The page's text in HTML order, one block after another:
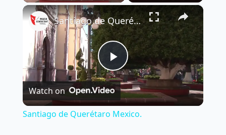
×
Play
Video
Santiago de Querétaro Mexico.
Watch on
Santiago de Querétaro Mexico.